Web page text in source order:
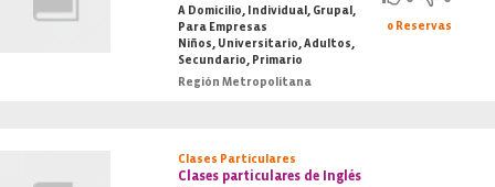
A Domicilio, Individual, Grupal,
Para Empresas
Niños, Universitario, Adultos,
Secundario, Primario
Región Metropolitana
0 Reservas
Clases Particulares
Clases particulares de Inglés